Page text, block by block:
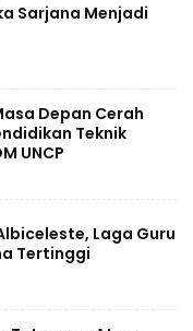
Sarjana Menjadi
Depan Cerah
Teknik
UNCP
Laga Guru
Tertinggi